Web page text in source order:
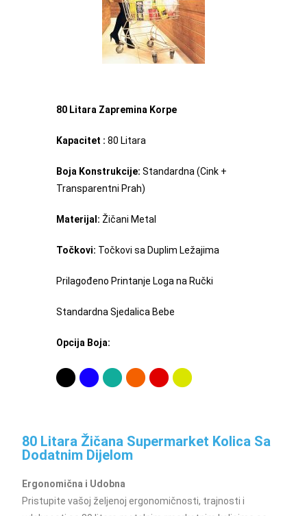
80 Litara Zapremina Korpe
Kapacitet : 80 Litara
Boja Konstrukcije: Standardna (Cink +
Transparentni Prah)
Materijal: Žičani Metal
Točkovi: Točkovi sa Duplim Ležajima
Prilagođeno Printanje Loga na Ručki
Standardna Sjedalica Bebe
Opcija Boja:
80 Litara Žičana Supermarket Kolica Sa
Dodatnim Dijelom
Ergonomična i Udobna
Pristupite vašoj željenoj ergonomičnosti, trajnosti i